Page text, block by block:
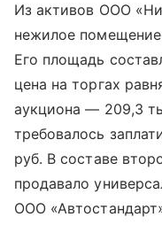
Из активов ООО
нежилое
Его площадь
цена на торгах
аукциона — 209,3
требовалось
руб. В составе
продавало
ООО